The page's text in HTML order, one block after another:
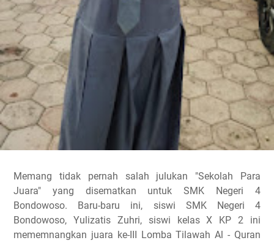
Memang tidak pernah salah julukan "Sekolah Para
Juara" yang disematkan untuk SMK Negeri 4
Bondowoso. Baru-baru ini, siswi SMK Negeri 4
Bondowoso, Yulizatis Zuhri, siswi kelas X KP 2 ini
mememnangkan juara ke-III Lomba Tilawah Al - Quran